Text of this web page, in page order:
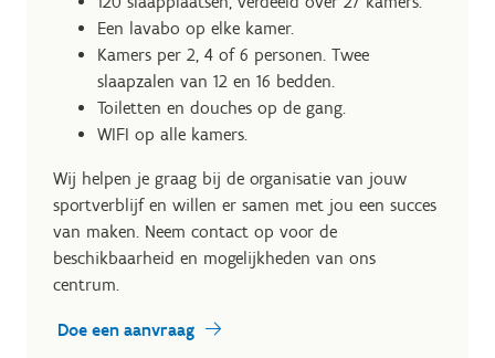
Een lavabo op elke kamer.
Kamers per 2, 4 of 6 personen. Twee
slaapzalen van 12 en 16 bedden.
Toiletten en douches op de gang.
WIFI op alle kamers.
Wij helpen je graag bij de organisatie van jouw
sportverblijf en willen er samen met jou een succes
van maken. Neem contact op voor de
beschikbaarheid en mogelijkheden van ons
centrum.
Doe een aanvraag